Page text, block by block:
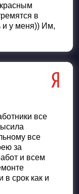
в
и у меня)) Им,
все
все
за
и всем
в срок как и